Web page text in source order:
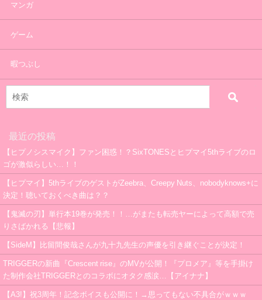
マンガ
ゲーム
暇つぶし
最近の投稿
【ヒプノシスマイク】ファン困惑！？SixTONESとヒプマイ5thライブのロ
ゴが激似らしい…！！
【ヒプマイ】5thライブのゲストがZeebra、Creepy Nuts、nobodyknows+に
決定！聴いておくべき曲は？？
【鬼滅の刃】単行本19巻が発売！！…がまたも転売ヤーによって高額で売
りさばかれる【悲報】
【SideM】比留間俊哉さんが九十九先生の声優を引き継ぐことが決定！
TRIGGERの新曲『Crescent rise』のMVが公開！『プロメア』等を手掛け
た制作会社TRIGGERとのコラボにオタク感涙…【アイナナ】
【A3!】祝3周年！記念ボイスも公開に！→思ってもない不具合がｗｗｗ